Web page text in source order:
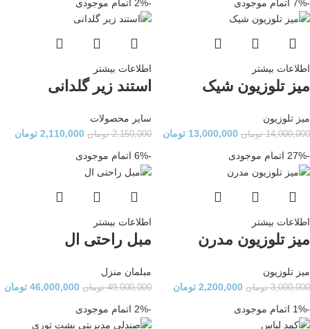
-7% اتمام موجودی
اطلاعات بیشتر
میز تلوزیون شیک
میز تلوزیون
14,000,000 تومان 13,000,000 تومان
-2% اتمام موجودی
اطلاعات بیشتر
استند زیر گلدانی
سایر محصولات
2,150,000 تومان 2,110,000 تومان
-27%
اتمام موجودی
اطلاعات بیشتر
میز تلوزیون مدرن
میز تلوزیون
3,000,000 تومان 2,200,000 تومان
-6% اتمام موجودی
اطلاعات بیشتر
مبل راحتی ال
مبلمان منزل
49,000,000 تومان 46,000,000 تومان
-1%
اتمام موجودی -2% اتمام موجودی